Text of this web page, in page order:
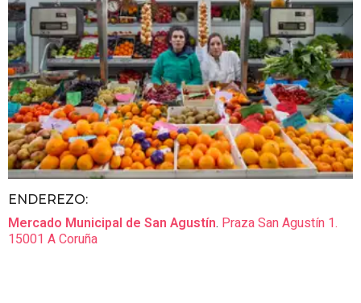
ENDEREZO:
Mercado Municipal de San Agustín. Praza San Agustín 1.
15001 A Coruña